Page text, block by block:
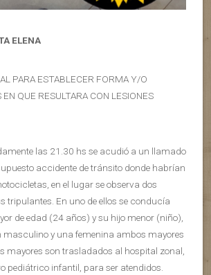
ELENA
PARA ESTABLECER FORMA Y/O
EN QUE RESULTARA CON LESIONES
las 21.30 hs se acudió a un llamado
accidente de tránsito donde habrían
en el lugar se observa dos
tripulantes. En uno de ellos se conducía
de edad (24 años) y su hijo menor (niño),
masculino y una femenina ambos mayores
mayores son trasladados al hospital zonal,
pediátrico infantil, para ser atendidos.